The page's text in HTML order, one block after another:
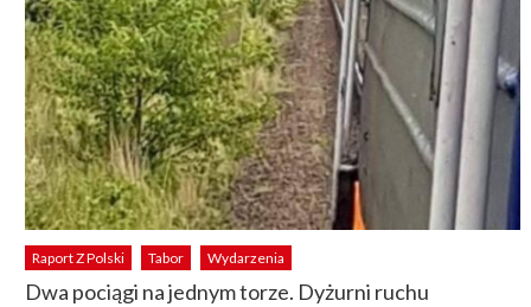
Raport Z Polski Tabor Wydarzenia
Dwa pociągi na jednym torze. Dyżurni ruchu